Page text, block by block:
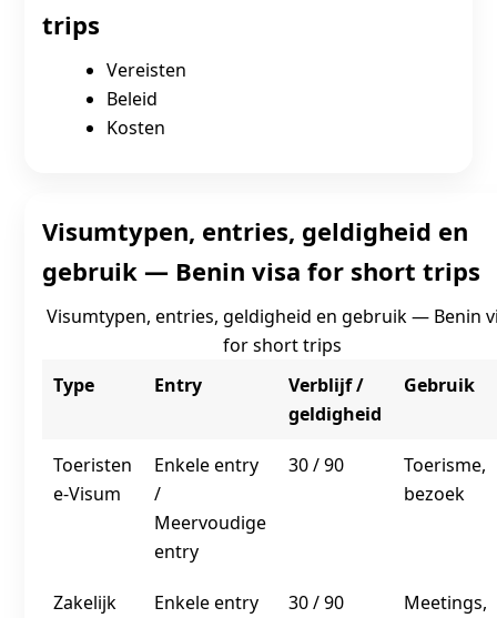
trips
Vereisten
Beleid
Kosten
Visumtypen, entries, geldigheid en
gebruik — Benin visa for short trips
Visumtypen, entries, geldigheid en gebruik — Benin
for short trips
Type
Entry
Verblijf /
geldigheid
Gebruik
Toeristen
e‑Visum
Enkele entry
/
Meervoudige
entry
30 / 90
Toerisme,
bezoek
Zakelijk
Enkele entry
30 / 90
Meetings,